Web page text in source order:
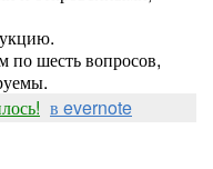
по шесть вопросов,
в evernote